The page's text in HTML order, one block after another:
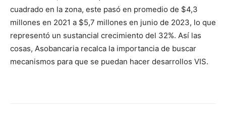
cuadrado en la zona, este pasó en promedio de $4,3
millones en 2021 a $5,7 millones en junio de 2023, lo que
representó un sustancial crecimiento del 32%. Así las
cosas, Asobancaria recalca la importancia de buscar
mecanismos para que se puedan hacer desarrollos VIS.